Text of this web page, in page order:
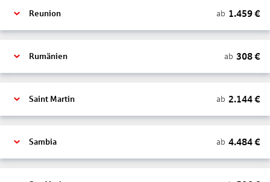
Reunion ab 1.459€
Rumänien ab 308€
Saint Martin ab 2.144€
Sambia ab 4.484€